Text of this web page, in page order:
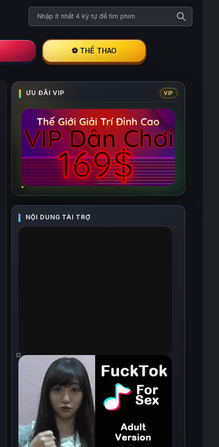
Tìm kiếm phim
⚽ THỂ THAO